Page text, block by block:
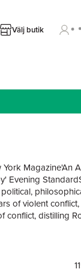
Välj butik
Magazine'An
Evening
of violent
conflict, distilling
rules of
Shaka the Zulu
a strategy to